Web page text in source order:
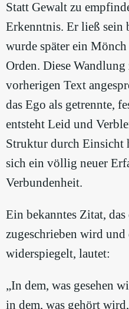
Statt Gewalt zu
Erkenntnis. Er ließ sein
wurde später ein
Orden. Diese
vorherigen Text
das Ego als getrennte,
entsteht Leid und
Struktur durch
sich ein völlig neuer
Verbundenheit.
Ein bekanntes Zitat,
zugeschrieben wird
widerspiegelt, lautet:
„In dem, was gesehen
in dem, was gehört